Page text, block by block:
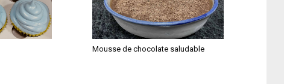
Mousse de chocolate saludable